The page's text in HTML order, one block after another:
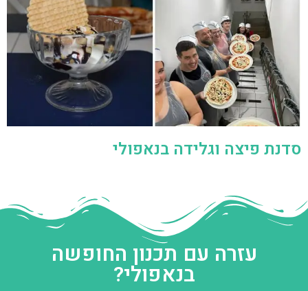
סדנת פיצה וגלידה בנאפולי
עזרה עם תכנון החופשה
בנאפולי?